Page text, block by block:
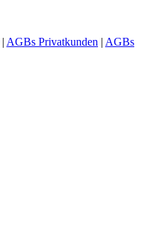
| AGBs Privatkunden | AGBs